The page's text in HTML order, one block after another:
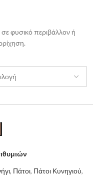
φυσικό περιβάλλον ή
, Πάτοι, Πάτοι Κυνηγιού,